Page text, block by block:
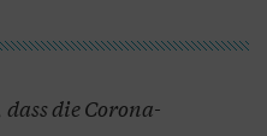
die Corona-